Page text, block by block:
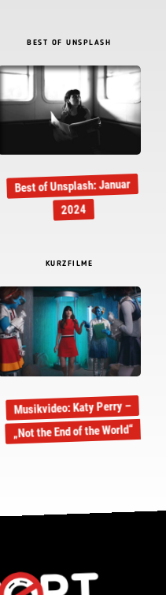
BEST OF UNSPLASH
Best of Unsplash: Januar
2024
KURZFILME
Musikvideo: Katy Perry –
„Not the End of the World“